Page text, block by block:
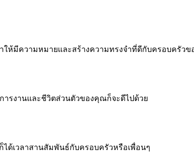
ห้มีความหมายและสร้างความทรงจำที่ดีกับครอบครัว
ารงานและชีวิตส่วนตัวของคุณก็จะดีไปด้วย
ได้เวลาสานสัมพันธ์กับครอบครัวหรือเพื่อนๆ